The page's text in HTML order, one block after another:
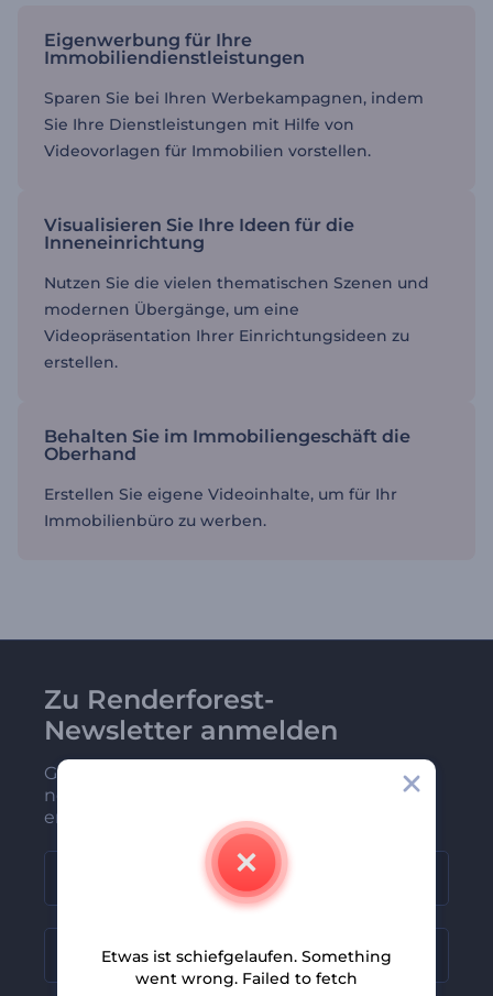
Eigenwerbung für Ihre
Immobiliendienstleistungen
Sparen Sie bei Ihren Werbekampagnen, indem
Sie Ihre Dienstleistungen mit Hilfe von
Videovorlagen für Immobilien vorstellen.
Visualisieren Sie Ihre Ideen für die
Inneneinrichtung
Nutzen Sie die vielen thematischen Szenen und
modernen Übergänge, um eine
Videopräsentation Ihrer Einrichtungsideen zu
erstellen.
Behalten Sie im Immobiliengeschäft die
Oberhand
Erstellen Sie eigene Videoinhalte, um für Ihr
Immobilienbüro zu werben.
Zu Renderforest-
Newsletter anmelden
Gehören Sie zu den Ersten, die unsere
neuesten Nachrichten und Angebote
erhalten
Etwas ist schiefgelaufen. Something
went wrong. Failed to fetch